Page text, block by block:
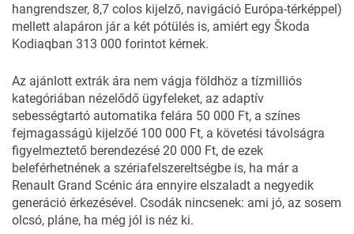
hangrendszer, 8,7 colos kijelző, navigáció Európa-térképpel)
mellett alapáron jár a két pótülés is, amiért egy Škoda
Kodiaqban 313 000 forintot kérnek.
Az ajánlott extrák ára nem vágja földhöz a tízmilliós
kategóriában nézelődő ügyfeleket, az adaptív
sebességtartó automatika felára 50 000 Ft, a színes
fejmagasságú kijelzőé 100 000 Ft, a követési távolságra
figyelmeztető berendezésé 20 000 Ft, de ezek
beleférhetnének a szériafelszereltségbe is, ha már a
Renault Grand Scénic ára ennyire elszaladt a negyedik
generáció érkezésével. Csodák nincsenek: ami jó, az sosem
olcsó, pláne, ha még jól is néz ki.